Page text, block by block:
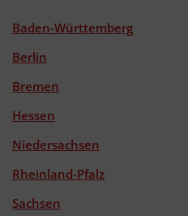
Baden-Württemberg
Berlin
Bremen
Hessen
Niedersachsen
Rheinland-Pfalz
Sachsen